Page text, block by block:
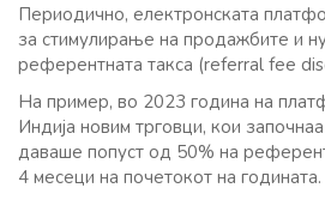
Периодично, електронската
за стимулирање на продажбите и
референтната такса (referral fee
На пример, во 2023 година на
Индија новим трговци, кои започнаа
даваше попуст од 50% на
4 месеци на почетокот на годината.